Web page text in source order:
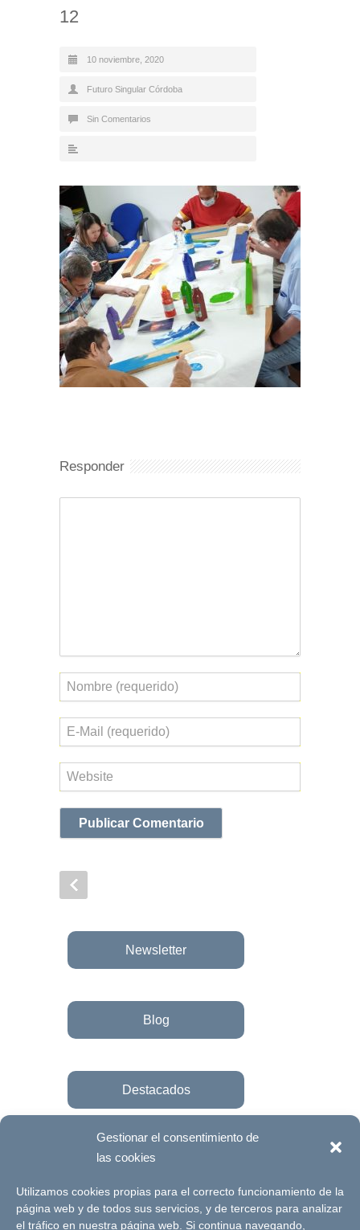
Gestionar el consentimiento de
las cookies
Utilizamos cookies propias para el correcto funcionamiento de la
página web y de todos sus servicios, y de terceros para analizar
el tráfico en nuestra página web. Si continua navegando,
12
10 noviembre, 2020
Futuro Singular Córdoba
Sin Comentarios
Responder
Nombre
Correo
electrónico
Web
Newsletter
Blog
Destacados
Únete a la fundación